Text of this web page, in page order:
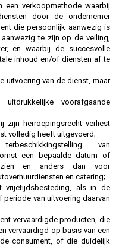
een verkoopmethode waarbij
door de ondernemer
die persoonlijk aanwezig is
te zijn op de veiling,
en waarbij de succesvolle
inhoud en/of diensten af te
uitvoering van de dienst, maar
voorafgaande
zijn herroepingsrecht verliest
volledig heeft uitgevoerd;
van
een bepaalde datum of
en anders dan voor
en catering;
vrijetijdsbesteding, als in de
van uitvoering daarvan
vervaardigde producten, die
vervaardigd op basis van een
consument, of die duidelijk